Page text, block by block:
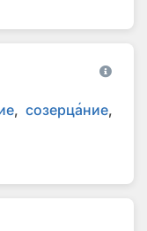
созерцание